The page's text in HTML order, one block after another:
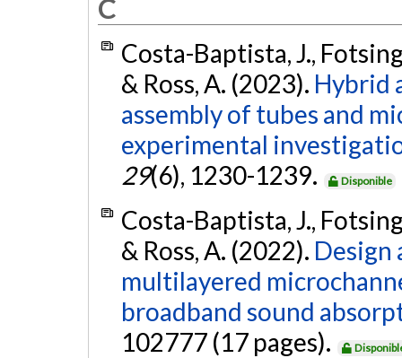
C
Costa-Baptista, J.,
& Ross, A. (2023). Hybrid
assembly of tubes and
experimental
29(6), 1230-1239. Disponible
Costa-Baptista, J.,
& Ross, A. (2022). Design
multilayered
broadband sound
102777 (17 pages).